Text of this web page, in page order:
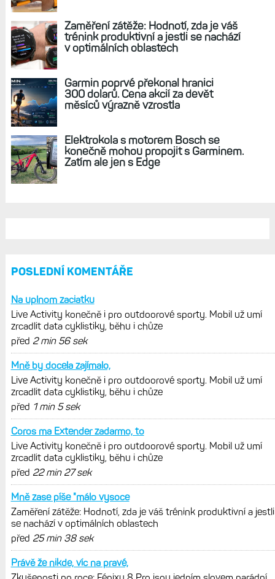
Zápisky bloggera (19): Ideální hodinky
neexistují. Které se ideálu přibližuji a jak by
vypadaly moje vysněné?
REKLAMA
AKTUÁLNĚ NA BLOGU
Live Activity konečně i pro outdoorové
sporty. Mobil už umí zrcadlit data
cyklistiky, běhu i chůze
Zkušenosti po roce: Fénixy 8 Pro jsou
jedním slovem parádní, těžko něco
vytknout. Ale ta nositelnost
Zaměření zátěže: Hodnotí, zda je váš
trénink produktivní a jestli se nachází
v optimálních oblastech
Garmin poprvé překonal hranici